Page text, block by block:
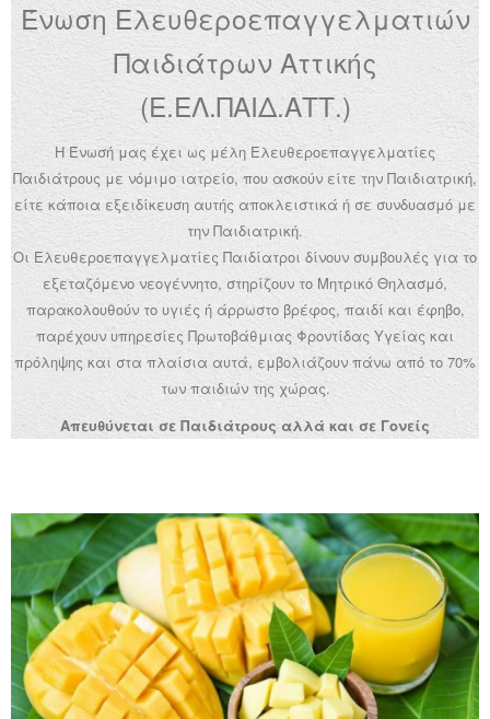
Ένωση Ελευθεροεπαγγελματιών
Παιδιάτρων Αττικής
(Ε.ΕΛ.ΠΑΙΔ.ΑΤΤ.)
Η Ένωσή μας έχει ως μέλη Ελευθεροεπαγγελματίες
Παιδιάτρους με νόμιμο ιατρείο, που ασκούν είτε την Παιδιατρική,
είτε κάποια εξειδίκευση αυτής αποκλειστικά ή σε συνδυασμό με
την Παιδιατρική.
Οι Ελευθεροεπαγγελματίες Παιδίατροι δίνουν συμβουλές για το
εξεταζόμενο νεογέννητο, στηρίζουν το Μητρικό Θηλασμό,
παρακολουθούν το υγιές ή άρρωστο βρέφος, παιδί και έφηβο,
παρέχουν υπηρεσίες Πρωτοβάθμιας Φροντίδας Υγείας και
πρόληψης και στα πλαίσια αυτά, εμβολιάζουν πάνω από το 70%
των παιδιών της χώρας.
Απευθύνεται σε Παιδιάτρους αλλά και σε Γονείς
Ανακοινώσεις
Εργαλεία για Παιδιάτρους
Χρήσιμα Links
Επεξεργασία Προφίλ